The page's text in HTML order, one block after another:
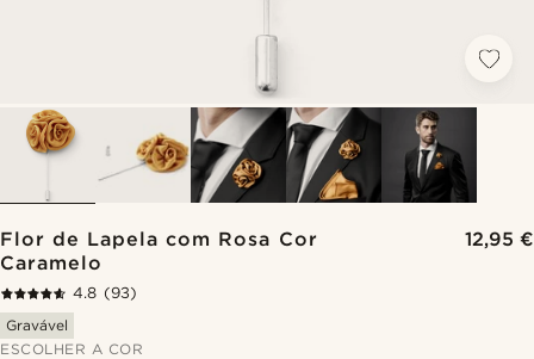
Flor de Lapela com Rosa Cor
Caramelo
12,95 €
4.8 (93)
Gravável
ESCOLHER A COR